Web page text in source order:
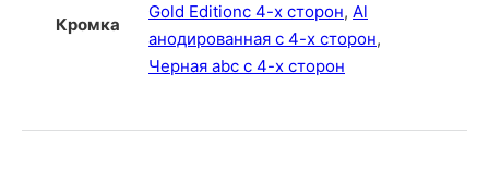
Кромка
Gold Editionс 4-х сторон, Al
анодированная с 4-х сторон,
Черная abc с 4-х сторон